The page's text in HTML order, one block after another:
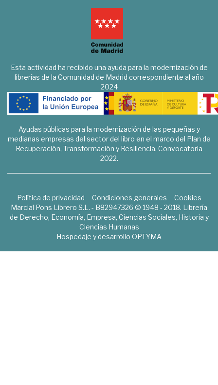
Esta actividad ha recibido una ayuda para la modernización de
librerías de la Comunidad de Madrid correspondiente al año
2024
Ayudas públicas para la modernización de las pequeñas y
medianas empresas del sector del libro en el marco del Plan de
Recuperación, Transformación y Resiliencia. Convocatoria
2022.
Política de privacidad Condiciones generales
Cookies
Marcial Pons Librero S.L. - B82947326 © 1948 - 2018. Librería
de Derecho, Economía, Empresa, Ciencias Sociales, Historia y
Ciencias Humanas
Hospedaje y desarrollo OPTYMA